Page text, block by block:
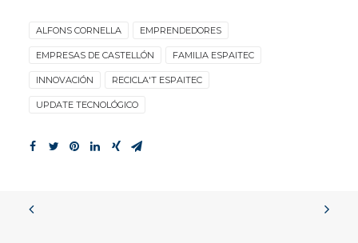
ALFONS CORNELLA EMPRENDEDORES
EMPRESAS DE CASTELLÓN FAMILIA ESPAITEC
INNOVACIÓN RECICLA'T ESPAITEC
UPDATE TECNOLÓGICO